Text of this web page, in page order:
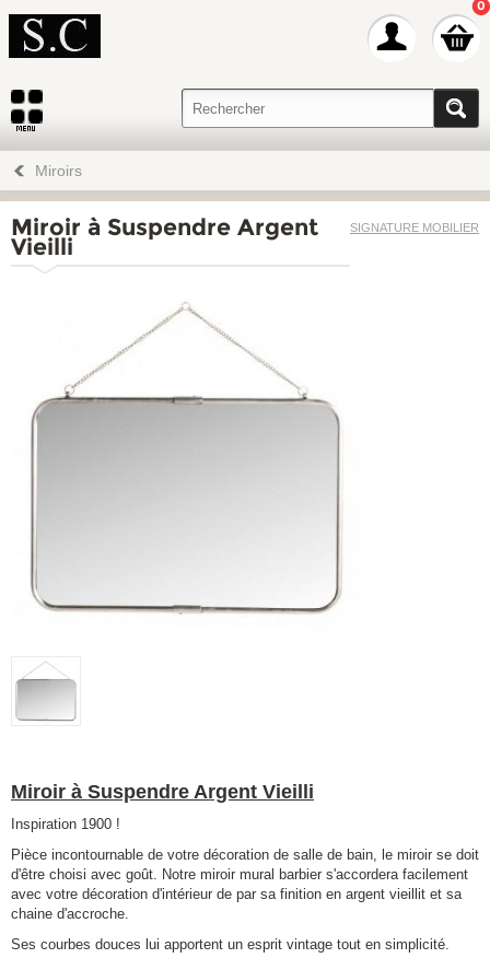
0
Miroirs
SIGNATURE MOBILIER
Miroir à Suspendre Argent
Vieilli
Miroir à Suspendre Argent Vieilli
Inspiration 1900 !
Pièce incontournable de votre décoration de salle de bain, le miroir se doit
d'être choisi avec goût. Notre miroir mural barbier s'accordera facilement
avec votre décoration d'intérieur de par sa finition en argent vieillit et sa
chaine d'accroche.
Ses courbes douces lui apportent un esprit vintage tout en simplicité.